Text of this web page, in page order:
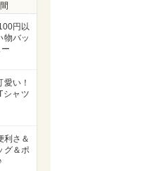
円以
物バッ
い！
シャツ
利さ＆
グ＆ポ